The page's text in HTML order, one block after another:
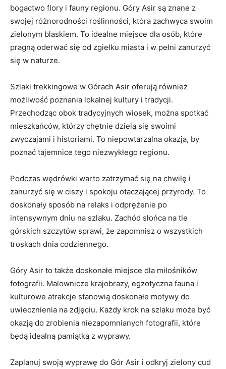
bogactwo flory i fauny regionu. Góry ⁣Asir są znane z
swojej różnorodności roślinności, która zachwyca swoim
zielonym blaskiem. To idealne miejsce dla osób,‍ które
pragną⁢ oderwać się od zgiełku miasta i w‌ pełni zanurzyć ​
się⁢ w naturze.
Szlaki trekkingowe w Górach Asir oferują⁢ również
możliwość poznania lokalnej kultury‍ i tradycji.
Przechodząc obok tradycyjnych wiosek, można‍ spotkać⁢
mieszkańców, którzy chętnie dzielą ⁣się swoimi
zwyczajami i historiami. To niepowtarzalna okazja, ⁣by
poznać tajemnice tego‌ niezwykłego regionu.
Podczas wędrówki warto zatrzymać się na chwilę i
zanurzyć się‌ w ciszy i spokoju otaczającej przyrody. To⁤
doskonały sposób na relaks i odprężenie po
⁣intensywnym‍ dniu na szlaku. Zachód słońca na tle
górskich szczytów⁣ sprawi, że zapomnisz⁣ o ⁤wszystkich‌
troskach dnia codziennego.
Góry Asir to także doskonałe miejsce dla miłośników
fotografii. Malownicze⁤ krajobrazy, egzotyczna⁢ fauna i
kulturowe atrakcje stanowią doskonałe motywy do​
uwiecznienia na zdjęciu. Każdy⁣ krok na szlaku może być⁤
okazją do zrobienia niezapomnianych fotografii, które⁢
będą idealną pamiątką ⁤z wyprawy.
Zaplanuj​ swoją wyprawę do Gór‍ Asir i ​odkryj zielony cud